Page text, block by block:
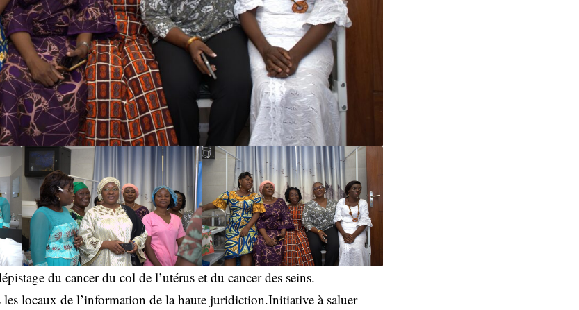
du cancer du col de l’utérus et du cancer des seins.
les locaux de l’information de la haute juridiction.Initiative à saluer